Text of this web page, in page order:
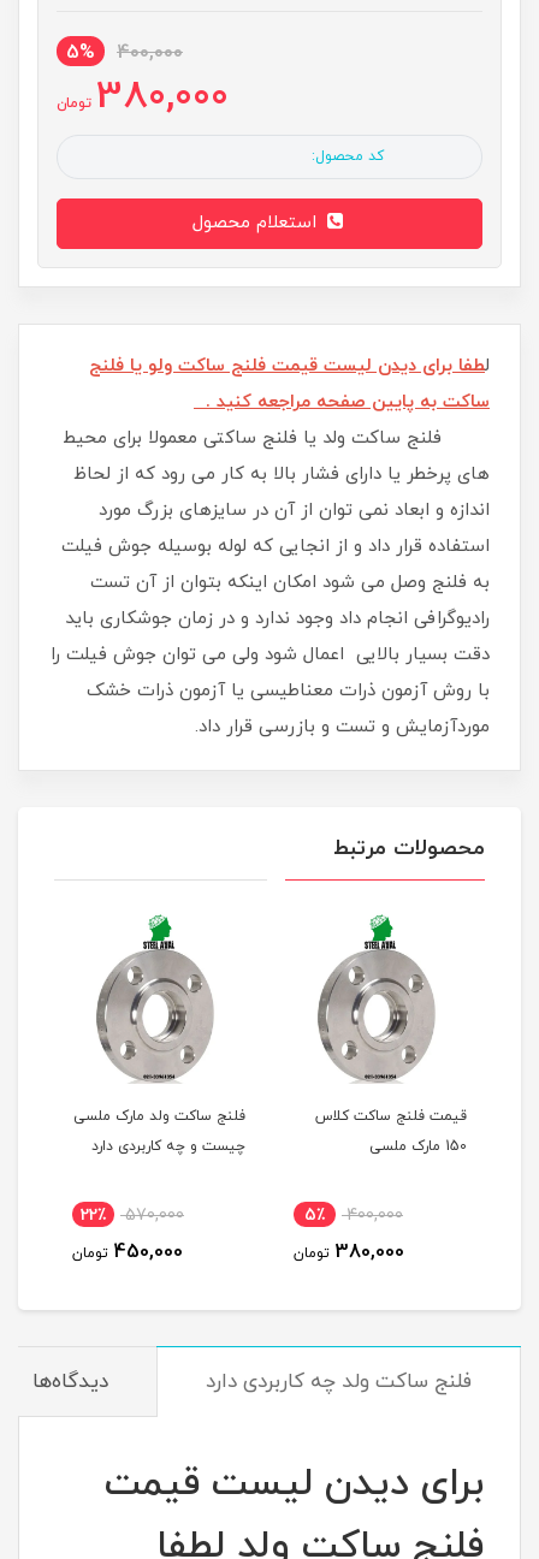
400,000
5%
380,000 تومان
کد محصول:
استعلام محصول
لطفا برای دیدن لیست قیمت فلنج ساکت ولو یا فلنج
ساکت به پایین صفحه مراجعه کنید .
فلنج ساکت ولد یا فلنج ساکتی معمولا برای محیط
های پرخطر یا دارای فشار بالا به کار می رود که از لحاظ
اندازه و ابعاد نمی توان از آن در سایزهای بزرگ مورد
استفاده قرار داد و از انجایی که لوله بوسیله جوش فیلت
به فلنج وصل می شود امکان اینکه بتوان از آن تست
رادیوگرافی انجام داد وجود ندارد و در زمان جوشکاری باید
دقت بسیار بالایی اعمال شود ولی می توان جوش فیلت را
با روش آزمون ذرات معناطیسی یا آزمون ذرات خشک
موردآزمایش و تست و بازرسی قرار داد.
محصولات مرتبط
قیمت فلنج ساکت کلاس
150 مارک ملسی
400,000 5٪
380,000 تومان
فلنج ساکت ولد مارک ملسی
چیست و چه کاربردی دارد
570,000 22٪
450,000 تومان
فلنج ساکت ولد چه کاربردی دارد دیدگاه‌ها
برای دیدن لیست قیمت
فلنج ساکت ولد لطفا